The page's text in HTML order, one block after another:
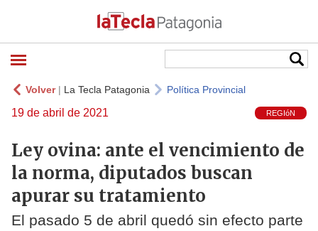
Volver| La Tecla Patagonia Política Provincial
19 de abril de 2021 REGIóN
Ley ovina: ante el vencimiento de
la norma, diputados buscan
apurar su tratamiento
El pasado 5 de abril quedó sin efecto parte